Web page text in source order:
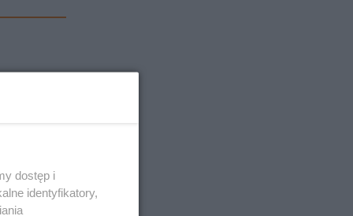
dostęp i
identyfikatory,